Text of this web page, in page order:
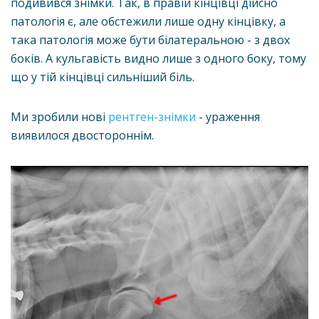
патологія є, але обстежили лише одну кінцівку, а
така патологія може бути білатеральною - з двох
боків. А кульгавість видно лише з одного боку, тому
що у тій кінцівці сильніший біль.
Ми зробили нові рентген-знімки - ураження
виявилося двостороннім.